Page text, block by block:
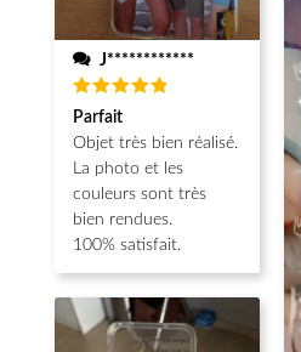
J************
Note5
sur 5
Parfait
Objet très bien réalisé.
La photo et les
couleurs sont très
bien rendues.
100% satisfait.